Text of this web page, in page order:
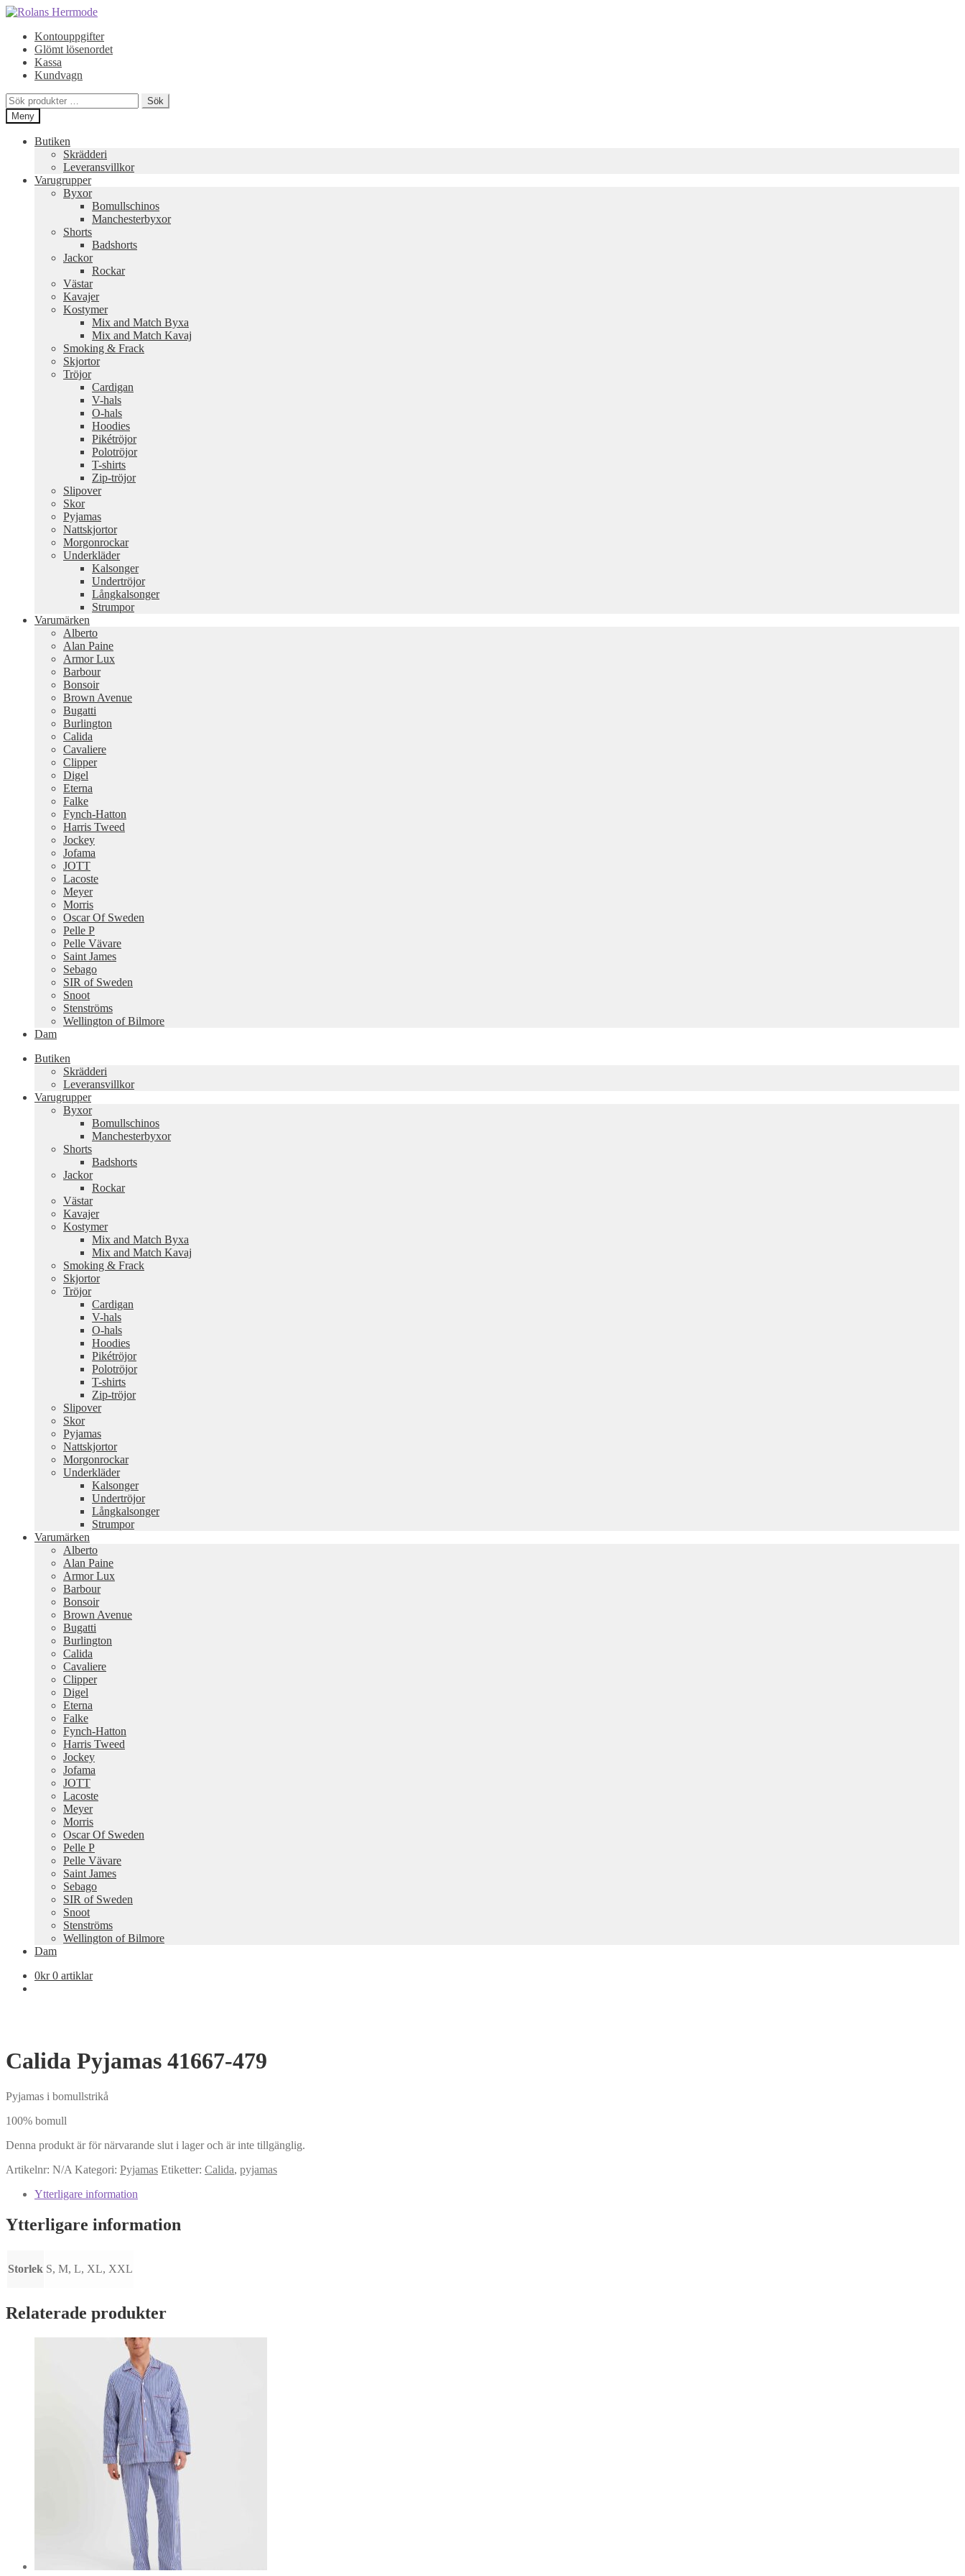
Hoppa
navigering
Hoppa
innehållKontouppgifter
Glömt lösenordet
Kassa
Kundvagn
Sök
efter:
Sök
Meny
Butiken
Skrädderi
Leveransvillkor
Varugrupper
Byxor
Bomullschinos
Manchesterbyxor
Shorts
Badshorts
Jackor
Rockar
Västar
Kavajer
Kostymer
Mix and Match Byxa
Mix and Match Kavaj
Smoking & Frack
Skjortor
Tröjor
Cardigan
V-hals
O-hals
Hoodies
Pikétröjor
Polotröjor
T-shirts
Zip-tröjor
Slipover
Skor
Pyjamas
Nattskjortor
Morgonrockar
Underkläder
Kalsonger
Undertröjor
Långkalsonger
Strumpor
Varumärken
Alberto
Alan Paine
Armor Lux
Barbour
Bonsoir
Brown Avenue
Bugatti
Burlington
Calida
Cavaliere
Clipper
Digel
Eterna
Falke
Fynch-Hatton
Harris Tweed
Jockey
Jofama
JOTT
Lacoste
Meyer
Morris
Oscar Of Sweden
Pelle P
Pelle Vävare
Saint James
Sebago
SIR of Sweden
Snoot
Stenströms
Wellington of Bilmore
Dam
Butiken
Skrädderi
Leveransvillkor
Varugrupper
Byxor
Bomullschinos
Manchesterbyxor
Shorts
Badshorts
Jackor
Rockar
Västar
Kavajer
Kostymer
Mix and Match Byxa
Mix and Match Kavaj
Smoking & Frack
Skjortor
Tröjor
Cardigan
V-hals
O-hals
Hoodies
Pikétröjor
Polotröjor
T-shirts
Zip-tröjor
Slipover
Skor
Pyjamas
Nattskjortor
Morgonrockar
Underkläder
Kalsonger
Undertröjor
Långkalsonger
Strumpor
Varumärken
Alberto
Alan Paine
Armor Lux
Barbour
Bonsoir
Brown Avenue
Bugatti
Burlington
Calida
Cavaliere
Clipper
Digel
Eterna
Falke
Fynch-Hatton
Harris Tweed
Jockey
Jofama
JOTT
Lacoste
Meyer
Morris
Oscar Of Sweden
Pelle P
Pelle Vävare
Saint James
Sebago
SIR of Sweden
Snoot
Stenströms
Wellington of Bilmore
Dam
0kr 0 artiklar
Calida Pyjamas 41667-479
Pyjamas i bomullstrikå
100% bomull
Denna produkt är för närvarande slut i lager och är inte tillgänglig.
Artikelnr: N/A Kategori: Pyjamas Etiketter: Calida, pyjamas
Ytterligare information
Ytterligare information
Storlek S, M, L, XL, XXL
Relaterade produkter